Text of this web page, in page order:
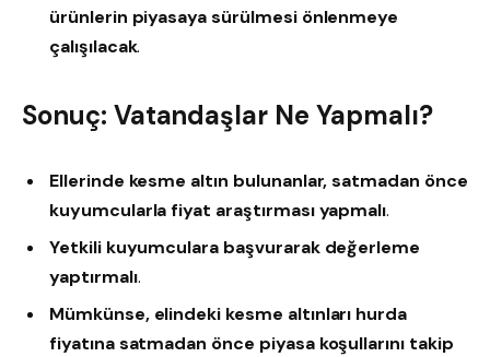
ürünlerin piyasaya sürülmesi önlenmeye
çalışılacak.
Sonuç: Vatandaşlar Ne Yapmalı?
Ellerinde kesme altın bulunanlar, satmadan önce
kuyumcularla fiyat araştırması yapmalı.
Yetkili kuyumculara başvurarak değerleme
yaptırmalı.
Mümkünse, elindeki kesme altınları hurda
fiyatına satmadan önce piyasa koşullarını takip